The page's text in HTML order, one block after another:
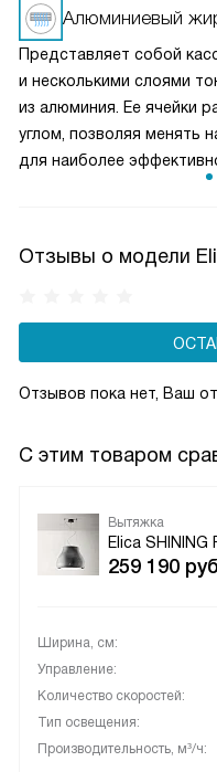
вентиляция при
удаление пара и запахов
делает вытяжку
кулинарных задач и
и чистым.
Алюминиевый
Представляет собой
и несколькими слоями
из алюминия. Ее ячейки
углом, позволяя менять
для наиболее
Отзывы о модели
Отзывов пока нет, Ваш
С этим товаром
Вытяжка
Elica SHINING
259 190
Ширина, см:
Управление:
Количество скоростей:
Тип освещения:
Производительность, м³/ч: